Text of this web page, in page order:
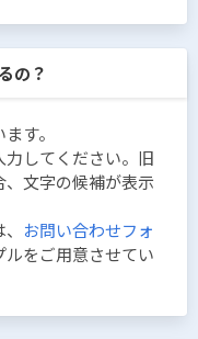
の？
す。
してください。旧
文字の候補が表示
お問い合わせフォ
をご用意させてい